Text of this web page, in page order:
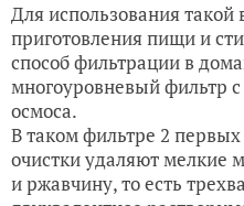
Для использования такой
приготовления пищи и
способ фильтрации в
многоуровневый фильтр
осмоса.
В таком фильтре 2
очистки удаляют мелкие
и ржавчину, то есть